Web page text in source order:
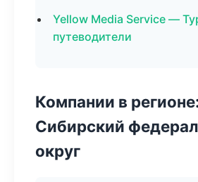
Yellow Media Service —
путеводители
Компании в
Сибирский
округ